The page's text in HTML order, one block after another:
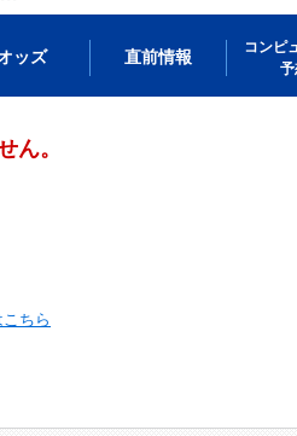
ッズ 直前情報
コンピ
予
ん。
ちら